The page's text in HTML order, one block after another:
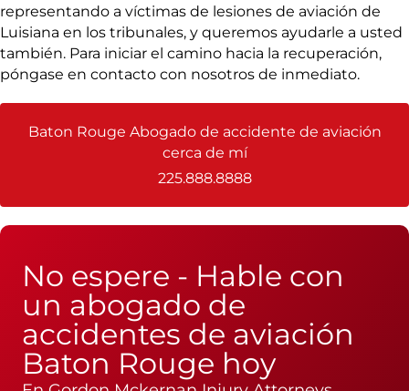
representando a víctimas de lesiones de aviación de
Luisiana en los tribunales, y queremos ayudarle a usted
también. Para iniciar el camino hacia la recuperación,
póngase en contacto con nosotros de inmediato.
Baton Rouge Abogado de accidente de aviación
cerca de mí
225.888.8888
No espere - Hable con
un abogado de
accidentes de aviación
Baton Rouge hoy